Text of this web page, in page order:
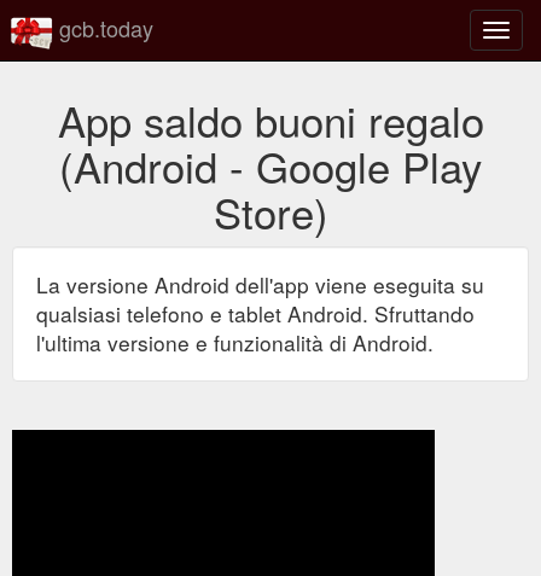
o
gcb.today
App saldo buoni regalo
(Android - Google Play
Store)
La versione Android dell'app viene eseguita su
qualsiasi telefono e tablet Android. Sfruttando
l'ultima versione e funzionalità di Android.